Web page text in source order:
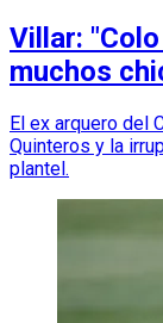
Villar:
muchos
El ex arquero del
Quinteros y la
plantel.